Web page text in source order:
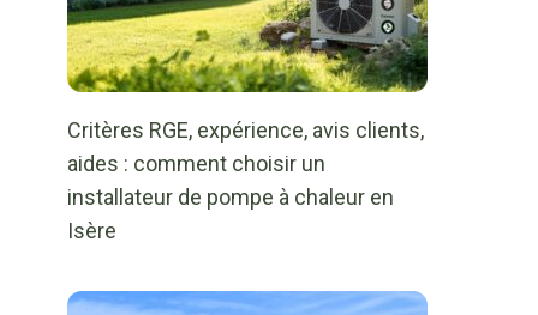
Critères RGE, expérience, avis clients,
aides : comment choisir un
installateur de pompe à chaleur en
Isère